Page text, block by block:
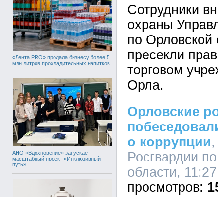
«Лента PRO» продала бизнесу более 5
млн литров прохладительных напитков
АНО «Вдохновение» запускает
масштабный проект «Инклюзивный
путь»
Сотрудники
охраны
по Орловской
пресекли
торговом
Орла.
Орловские
о коррупции
Росгвардии
области,